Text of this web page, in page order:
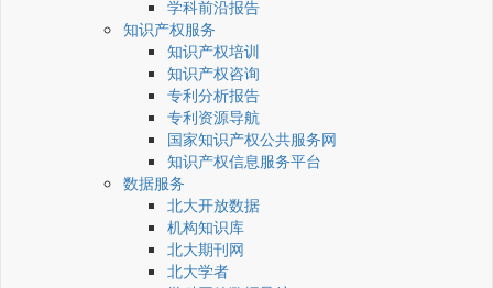
学科前沿报告
知识产权服务
知识产权培训
知识产权咨询
专利分析报告
专利资源导航
国家知识产权公共服务网
知识产权信息服务平台
数据服务
北大开放数据
机构知识库
北大期刊网
北大学者